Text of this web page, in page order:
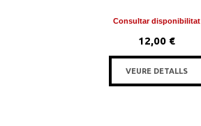
Consultar disponibilitat
12,00 €
VEURE DETALLS